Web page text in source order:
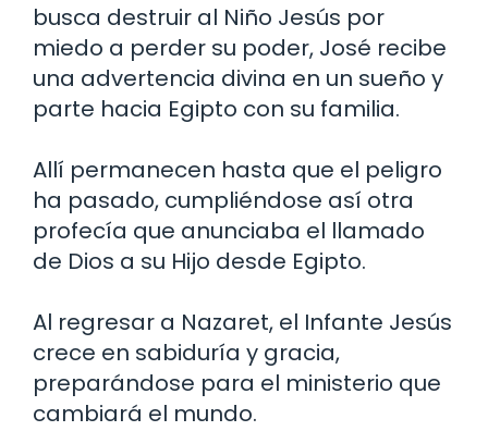
busca destruir al Niño Jesús por
miedo a perder su poder, José recibe
una advertencia divina en un sueño y
parte hacia Egipto con su familia.
Allí permanecen hasta que el peligro
ha pasado, cumpliéndose así otra
profecía que anunciaba el llamado
de Dios a su Hijo desde Egipto.
Al regresar a Nazaret, el Infante Jesús
crece en sabiduría y gracia,
preparándose para el ministerio que
cambiará el mundo.